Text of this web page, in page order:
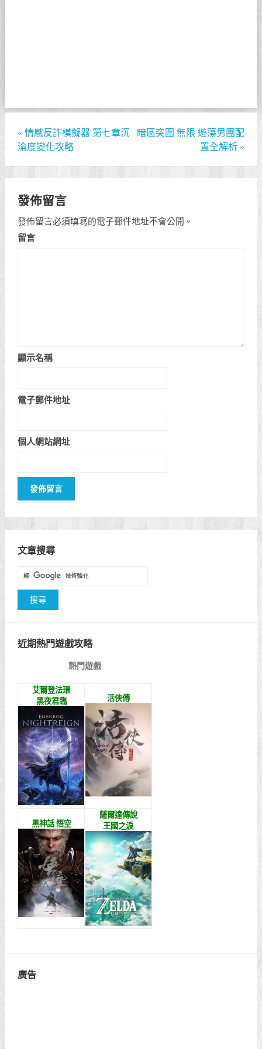
« 情感反詐模擬器 第七章沉
淪度變化攻略
暗區突圍 無限 遊蕩男團配
置全解析 »
發佈留言
發佈留言必須填寫的電子郵件地址不會公開。
留言
顯示名稱
電子郵件地址
個人網站網址
文章搜尋
近期熱門遊戲攻略
熱門遊戲
艾爾登法環
黑夜君臨
活俠傳
黑神話 悟空
薩爾達傳說
王國之淚
廣告